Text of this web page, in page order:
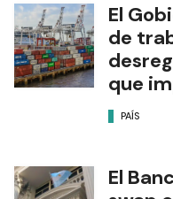
El
de
que
PAÍS
El